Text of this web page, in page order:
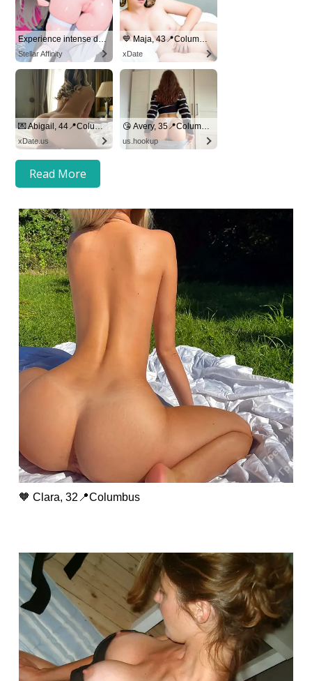
Read More
🧡 Clara, 32📍Columbus